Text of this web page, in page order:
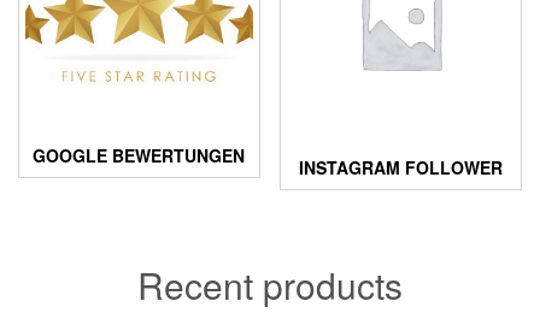
GOOGLE BEWERTUNGEN
INSTAGRAM FOLLOWER
Recent products